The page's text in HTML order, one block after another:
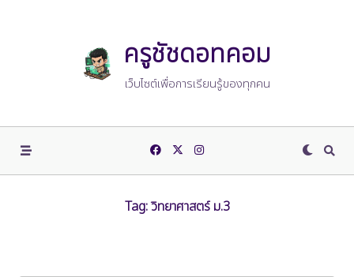
ครูชัชดอทคอม
เว็บไซต์เพื่อการเรียนรู้ของทุกคน
Tag:วิทยาศาสตร์ ม.3